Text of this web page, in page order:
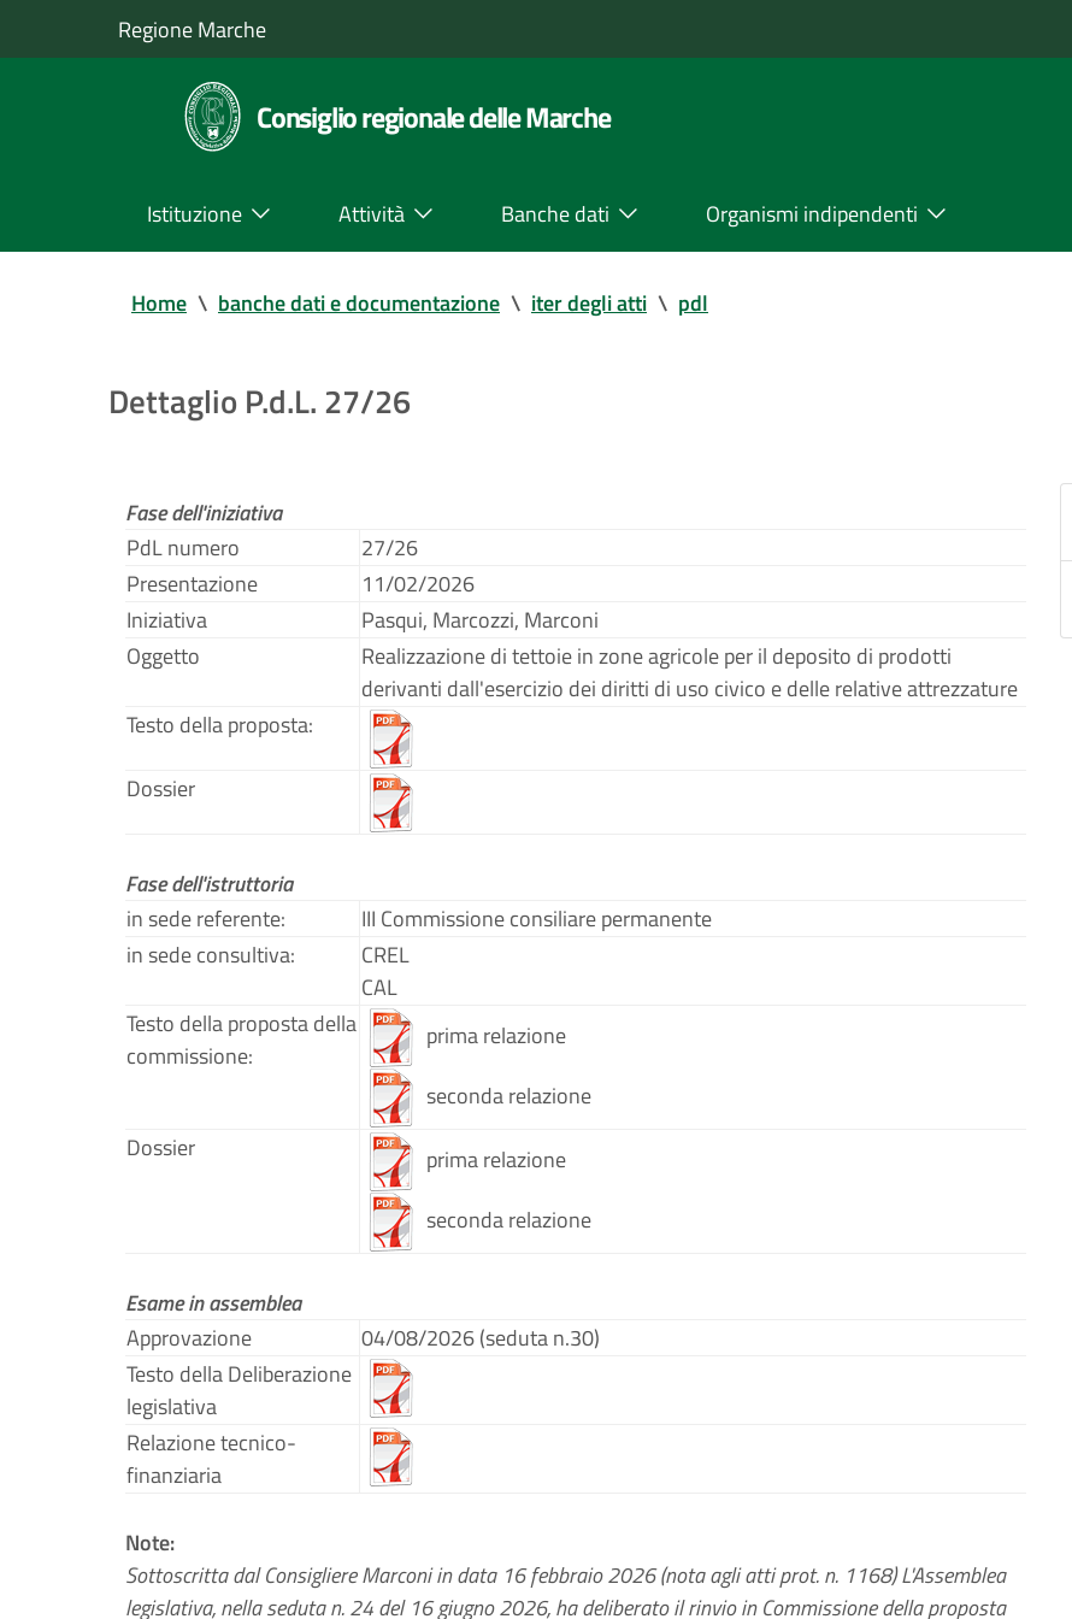
Regione Marche
Consiglio regionale delle Marche
Istituzione Attività Banche dati Organismi indipendenti
Home \ banche dati e documentazione \ iter degli atti \ pdl
Dettaglio P.d.L. 27/26
Fase dell'iniziativa
PdL numero
27/26
Presentazione
11/02/2026
Iniziativa
Pasqui, Marcozzi, Marconi
Oggetto
Realizzazione di tettoie in zone agricole per il deposito di prodotti
derivanti dall'esercizio dei diritti di uso civico e delle relative attrezzature
Testo della proposta:
Dossier
Fase dell'istruttoria
in sede referente:
III Commissione consiliare permanente
in sede consultiva:
CREL
CAL
Testo della proposta della
commissione:
prima relazione
seconda relazione
Dossier
prima relazione
seconda relazione
Esame in assemblea
Approvazione
04/08/2026 (seduta n.30)
Testo della Deliberazione
legislativa
Relazione tecnico-
finanziaria
Note:
Sottoscritta dal Consigliere Marconi in data 16 febbraio 2026 (nota agli atti prot. n. 1168) L'Assemblea
legislativa, nella seduta n. 24 del 16 giugno 2026, ha deliberato il rinvio in Commissione della proposta